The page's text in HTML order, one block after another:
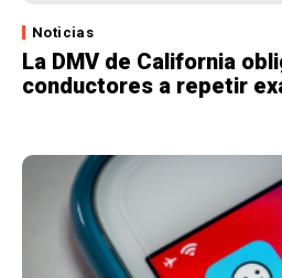
Noticias
La DMV de California
conductores a repetir